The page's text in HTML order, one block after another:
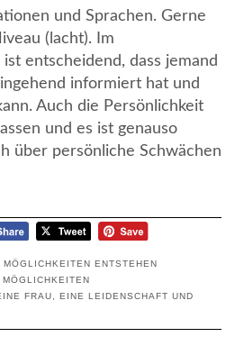
und Sprachen. Gerne
(lacht). Im
entscheidend, dass jemand
informiert hat und
Auch die Persönlichkeit
und es ist genauso
über persönliche Schwächen
ENTSTEHEN
FRAU, EINE LEIDENSCHAFT UND